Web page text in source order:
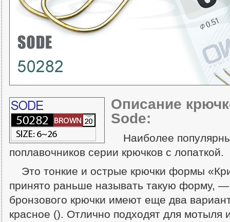
Описание
Sode:
Наиболее
поплавочников серии крючков с лопаткой.
Это тонкие и острые крючки формы
принято раньше называть такую форму,
бронзового крючки имеют еще два
красное (). Отлично подходят для